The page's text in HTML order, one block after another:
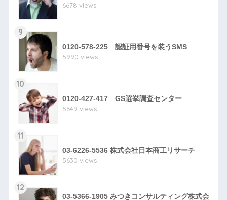
6678 views
9
0120-578-225 認証用番号を装うSMS
5990 views
10
0120-427-417 GS選挙調査センター
5649 views
11
03-6226-5536 株式会社日本商工リサーチ
5630 views
12
03-5366-1905 みつきコンサルティング株式会